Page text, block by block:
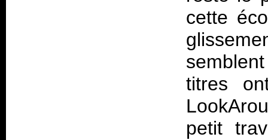
cette
titres
petit